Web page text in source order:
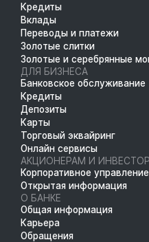
Кредиты
Вклады
Переводы и платежи
Золотые слитки
Золотые и серебрянные
ДЛЯ БИЗНЕСА
Банковское обслуживание
Кредиты
Депозиты
Карты
Торговый эквайринг
Онлайн сервисы
АКЦИОНЕРАМ И
Корпоративное управление
Открытая информация
О БАНКЕ
Общая информация
Карьера
Обращения